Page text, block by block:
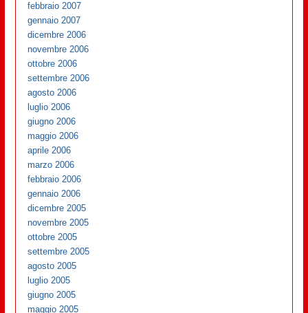
febbraio 2007
gennaio 2007
dicembre 2006
novembre 2006
ottobre 2006
settembre 2006
agosto 2006
luglio 2006
giugno 2006
maggio 2006
aprile 2006
marzo 2006
febbraio 2006
gennaio 2006
dicembre 2005
novembre 2005
ottobre 2005
settembre 2005
agosto 2005
luglio 2005
giugno 2005
maggio 2005